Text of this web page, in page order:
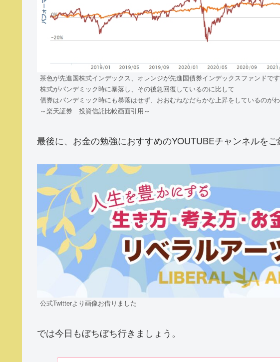
茶色が先進国株式インデックス、オレンジが先進国債券インデックスファンドです
株式がパンデミック時に暴落し、その後急回復しているのに比して
債券はパンデミック時にも暴落はせず、おおむねなだらかな上昇をしているのがわ
～楽天証券 投資信託比較画面引用～
最後に、お金の勉強におすすめのYOUTUBEチャンネルをご
公式Twitterより画像お借りました
では今日もぼちぼち行きましょう。